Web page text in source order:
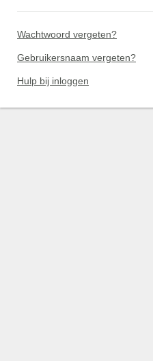
Wachtwoord vergeten?
Gebruikersnaam vergeten?
Hulp bij inloggen